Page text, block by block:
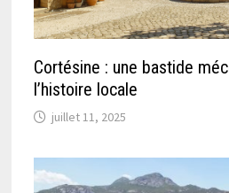
Cortésine : une bastide
l’histoire locale
juillet 11, 2025